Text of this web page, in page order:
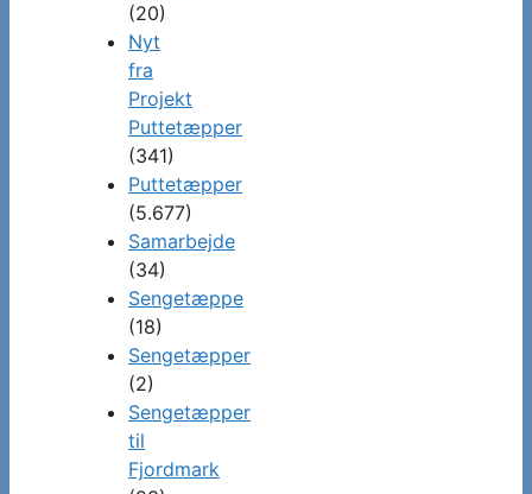
(20)
Nyt
fra
Projekt
Puttetæpper
(341)
Puttetæpper
(5.677)
Samarbejde
(34)
Sengetæppe
(18)
Sengetæpper
(2)
Sengetæpper
til
Fjordmark